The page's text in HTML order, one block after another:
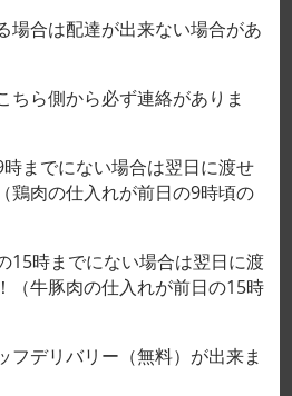
場合は配達が出来ない場合があ
ちら側から必ず連絡がありま
までにない場合は翌日に渡せ
鶏肉の仕入れが前日の9時頃の
15時までにない場合は翌日に渡
（牛豚肉の仕入れが前日の15時
フデリバリー（無料）が出来ま